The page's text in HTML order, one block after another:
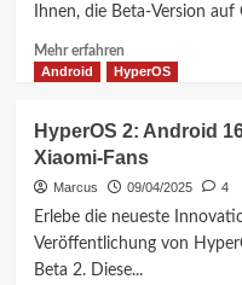
HyperOS
Update
Ihnen, die Beta-Version auf
Mehr erfahrenMehr
Informationen
installieren
Sie
die
Android
Beta
auf
Android HyperOS
HyperOS 2: Android
Xiaomi-Fans
Marcus 09/04/2025 4
Erlebe die neueste
Veröffentlichung von
Beta 2. Diese...